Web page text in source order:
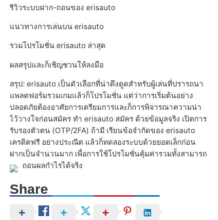
รีวิวระบบฝาก-ถอนของ erisauto
แนวทางการเล่นบน erisauto
รวมโปรโมชั่น erisauto ล่าสุด
ผลสรุปและก็เชิญชวนให้ลงมือ
สรุป: erisauto เป็นตัวเลือกที่น่าดึงดูดสำหรับผู้เล่นที่ปรารถนา
แพลตฟอร์มรวมเกมแล้วก็โปรโมชั่น แต่ว่าการเริ่มต้นอย่าง
ปลอดภัยต้องอาศัยการเตรียมการและก็การพิจารณาความน่า
ไว้วางใจก่อนสมัคร ทำ erisauto สมัคร ด้วยข้อมูลจริง เปิดการ
รับรองตัวตน (OTP/2FA) ถ้ามี เรียนข้อจำกัดของ erisauto
เครดิตฟรี อย่างประณีต แล้วก็ทดลองระบบด้วยยอดเล็กก่อน
ฝากเป็นจำนวนมาก เพื่อการใช้โปรโมชั่นคุ้มค่ารวมทั้งสามารถ
ถอนผลกำไรได้จริง
Share